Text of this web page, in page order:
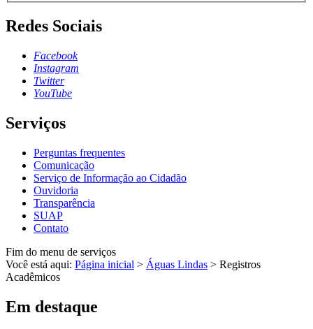
Redes Sociais
Facebook
Instagram
Twitter
YouTube
Serviços
Perguntas frequentes
Comunicação
Serviço de Informação ao Cidadão
Ouvidoria
Transparência
SUAP
Contato
Fim do menu de serviços
Você está aqui: Página inicial > Águas Lindas > Registros
Acadêmicos
Em destaque